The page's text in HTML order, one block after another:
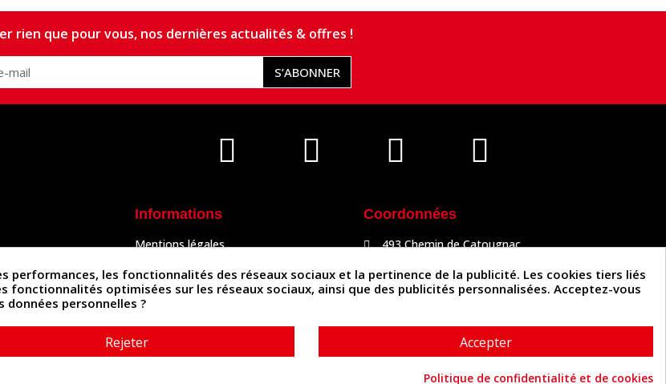
rien que pour vous, nos dernières actualités & offres !
S’ABONNER
Informations
Mentions légales
Politique de confidentialité
Politique des cookies
Contactez-nous
Coordonnées
493 Chemin de Catougnac
05 63 34 51 88
contact@cuirenstock.com
performances, les fonctionnalités des réseaux sociaux et la pertinence de la publicité. Les cookies tiers liés
optimisées sur les réseaux sociaux, ainsi que des publicités personnalisées. Acceptez-vous
personnelles ?
Rejeter Accepter
Politique de confidentialité et de cookies